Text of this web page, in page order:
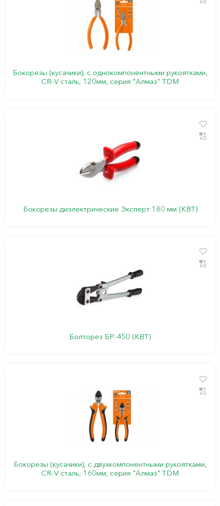
Бокорезы (кусачики), с однокомпонентными рукоятками,
CR-V сталь, 120мм, серия "Алмаз" TDM
Бокорезы диэлектрические Эксперт 180 мм (КВТ)
Болторез БР-450 (КВТ)
Бокорезы (кусачики), с двухкомпонентными рукоятками,
CR-V сталь, 160мм, серия "Алмаз" TDM